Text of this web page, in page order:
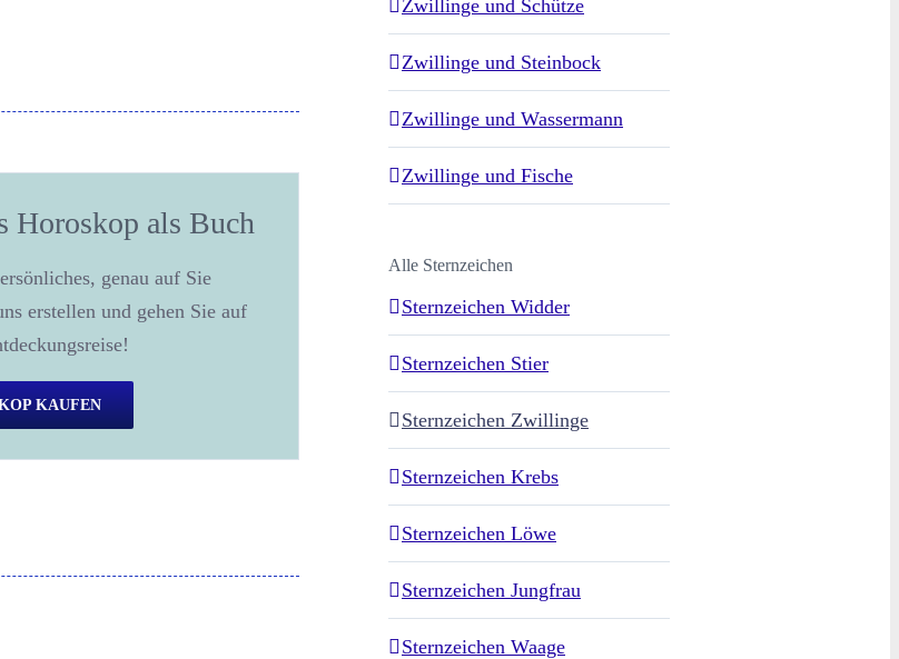
Horoskop als Buch
genau auf Sie
erstellen und gehen Sie auf
KAUFEN
Zwillinge und Schütze
Zwillinge und Steinbock
Zwillinge und Wassermann
Zwillinge und Fische
Alle Sternzeichen
Sternzeichen Widder
Sternzeichen Stier
Sternzeichen Zwillinge
Sternzeichen Krebs
Sternzeichen Löwe
Sternzeichen Jungfrau
Sternzeichen Waage